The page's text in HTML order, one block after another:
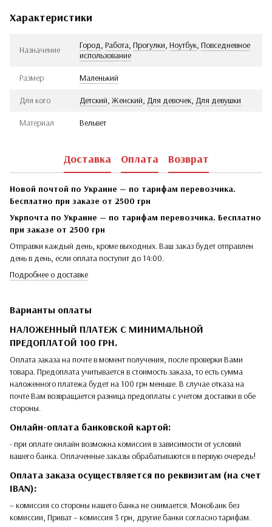
Характеристики
Назначение Город, Работа, Прогулки, Ноутбук, Повседневное
использование
Размер Маленький
Для кого Детский, Женский, Для девочек, Для девушки
Материал Вельвет
Доставка Оплата Возврат
Новой почтой по Украине — по тарифам перевозчика.
Бесплатно при заказе от 2500 грн
Укрпочта по Украине — по тарифам перевозчика. Бесплатно
при заказе от 2500 грн
Отправки каждый день, кроме выходных. Ваш заказ будет отправлен
день в день, если оплата поступит до 14:00.
Подробнее о доставке
Варианты оплаты
НАЛОЖЕННЫЙ ПЛАТЕЖ С МИНИМАЛЬНОЙ
ПРЕДОПЛАТОЙ 100 ГРН.
Оплата заказа на почте в момент получения, после проверки Вами
товара. Предоплата учитывается в стоимость заказа, то есть сумма
наложенного платежа будет на 100 грн меньше. В случае отказа на
почте Вам возвращается разница предоплаты с учетом доставки в обе
стороны.
Онлайн-оплата банковской картой:
- при оплате онлайн возможна комиссия в зависимости от условий
вашего банка. Оплаченные заказы обрабатываются в первую очередь!
Оплата заказа осуществляется по реквизитам (на счет
IBAN):
– комиссия со стороны нашего банка не снимается. МоноБанк без
комиссии, Приват – комиссия 3 грн, другие банки согласно тарифам.